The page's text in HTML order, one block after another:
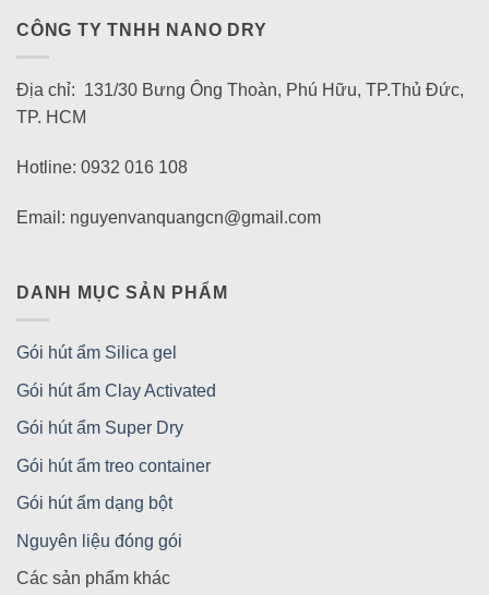
CÔNG TY TNHH NANO DRY
Địa chỉ: 131/30 Bưng Ông Thoàn, Phú Hữu, TP.Thủ Đức,
TP. HCM
Hotline: 0932 016 108
Email: nguyenvanquangcn@gmail.com
DANH MỤC SẢN PHẨM
Gói hút ẩm Silica gel
Gói hút ẩm Clay Activated
Gói hút ẩm Super Dry
Gói hút ẩm treo container
Gói hút ẩm dạng bột
Nguyên liệu đóng gói
Các sản phẩm khác